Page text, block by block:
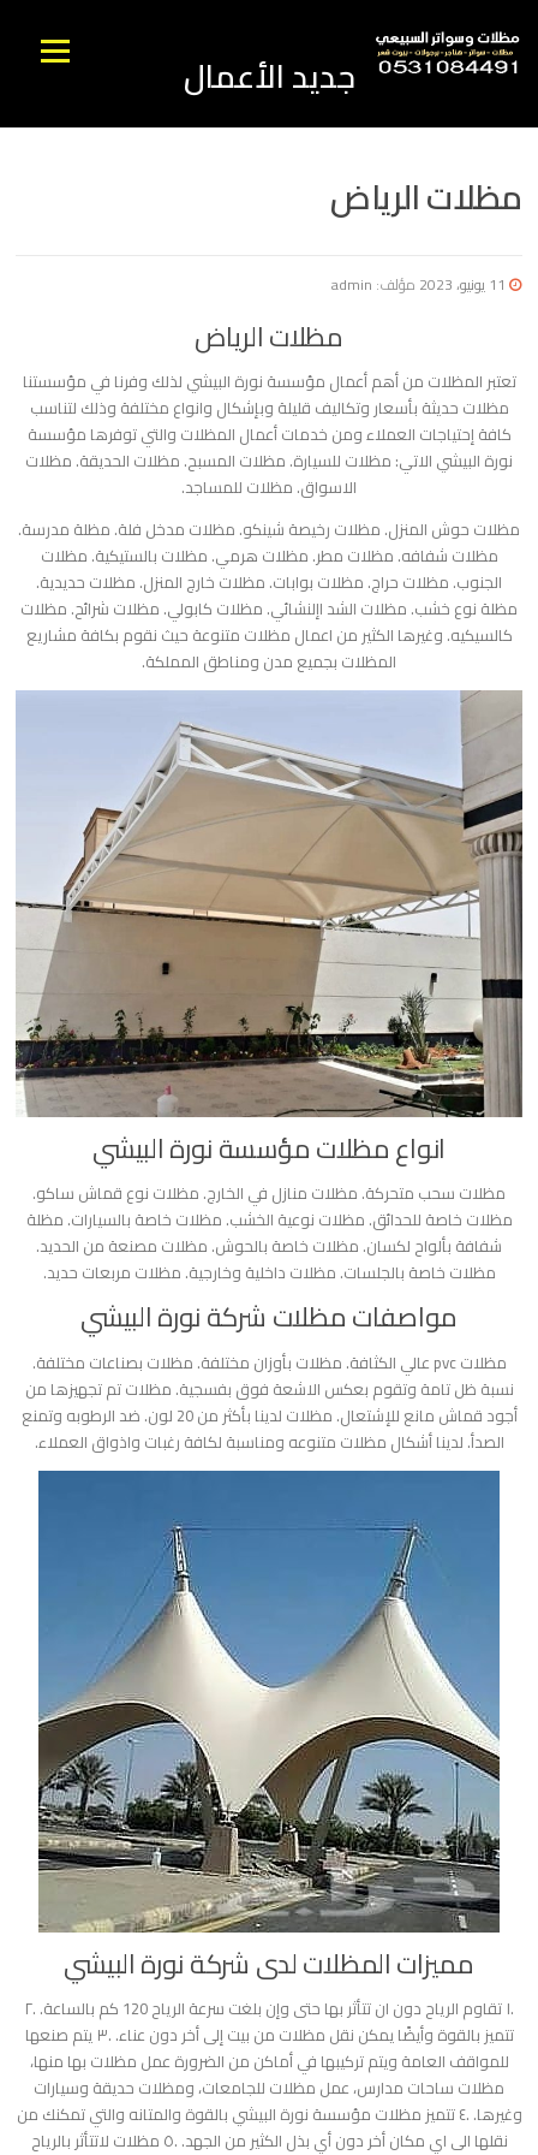
الى
المحتوى
القائمه جديد الأعمال
مظلات الرياض
11 يونيو، 2023 مؤلف: admin
مظلات الرياض
تعتبر المظلات من أهم أعمال مؤسسة نورة البيشي لذلك وفرنا في مؤسستنا
مظلات حديثة بأسعار وتكاليف قليلة وبإشكال وانواع مختلفة وذلك لتناسب
كافة إحتياجات العملاء ومن خدمات أعمال المظلات والتي توفرها مؤسسة
نورة البيشي الاتي: مظلات للسيارة. مظلات المسبح. مظلات الحديقة. مظلات
الاسواق. مظلات للمساجد.
مظلات حوش المنزل. مظلات رخيصة شينكو. مظلات مدخل فلة. مظلة مدرسة.
مظلات شفافه. مظلات مطر. مظلات هرمي. مظلات بالستيكية. مظلات
الجنوب. مظلات حراج. مظلات بوابات. مظلات خارج المنزل. مظلات حديدية.
مظلة نوع خشب. مظلات الشد اإلنشائي. مظلات كابولي. مظلات شرائح. مظلات
كالسيكيه. وغيرها الكثير من اعمال مظلات متنوعة حيث نقوم بكافة مشاريع
المظلات بجميع مدن ومناطق المملكة.
انواع مظلات مؤسسة نورة البيشي
مظلات سحب متحركة. مظلات منازل في الخارج. مظلات نوع قماش ساكو.
مظلات خاصة للحدائق. مظلات نوعية الخشب. مظلات خاصة بالسيارات. مظلة
شفافة بألواح لكسان. مظلات خاصة بالحوش. مظلات مصنعة من الحديد.
مظلات خاصة بالجلسات. مظلات داخلية وخارجية. مظلات مربعات حديد.
مواصفات مظلات شركة نورة البيشي
مظلات pvc عالي الكثافة. مظلات بأوزان مختلفة. مظلات بصناعات مختلفة.
نسبة ظل تامة وتقوم بعكس الاشعة فوق بفسجية. مظلات تم تجهيزها من
أجود قماش مانع للإشتعال. مظلات لدينا بأكثر من 20 لون. ضد الرطوبه وتمنع
الصدأ. لدينا أشكال مظلات متنوعه ومناسبة لكافة رغبات واذواق العملاء.
مميزات المظلات لدى شركة نورة البيشي
.١ تقاوم الرياح دون ان تتأثر بها حتى وإن بلغت سرعة الرياح 120 كم بالساعة. .٢
تتميز بالقوة وأيضًا يمكن نقل مظلات من بيت إلى أخر دون عناء. .٣ يتم صنعها
للمواقف العامة ويتم تركيبها في أماكن من الضرورة عمل مظلات بها منها،
مظلات ساحات مدارس، عمل مظلات للجامعات، ومظلات حديقة وسيارات
وغيرها. .٤ تتميز مظلات مؤسسة نورة البيشي بالقوة والمتانه والتي تمكنك من
نقلها الى اي مكان أخر دون أي بذل الكثير من الجهد. .٥ مظلات لاتتأثر بالرياح